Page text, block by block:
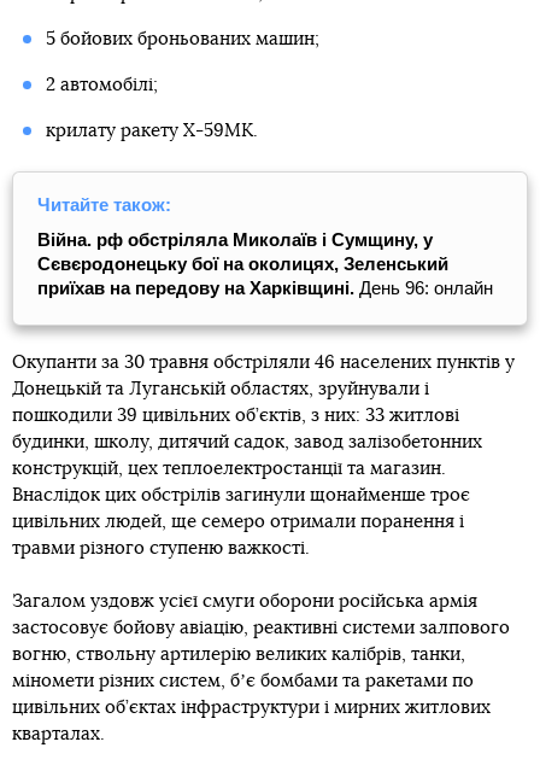
5 бойових броньованих машин;
2 автомобілі;
крилату ракету Х-59МК.
Читайте також:
Війна. рф обстріляла Миколаїв і Сумщину, у
Сєвєродонецьку бої на околицях, Зеленський
приїхав на передову на Харківщині. День 96: онлайн
Окупанти за 30 травня обстріляли 46 населених пунктів у
Донецькій та Луганській областях, зруйнували і
пошкодили 39 цивільних об’єктів, з них: 33 житлові
будинки, школу, дитячий садок, завод залізобетонних
конструкцій, цех теплоелектростанції та магазин.
Внаслідок цих обстрілів загинули щонайменше троє
цивільних людей, ще семеро отримали поранення і
травми різного ступеню важкості.
Загалом уздовж усієї смуги оборони російська армія
застосовує бойову авіацію, реактивні системи залпового
вогню, ствольну артилерію великих калібрів, танки,
міномети різних систем, бʼє бомбами та ракетами по
цивільних об’єктах інфраструктури і мирних житлових
кварталах.